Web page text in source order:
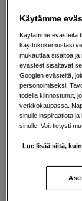
149
Käytämme
Käytämme evästeitä
käyttökokemustasi
mukauttaa sisältöä
evästeet sisältävät
Googlen evästeitä,
personoimiseksi.
todella kiinnostunut,
verkkokaupassa.
sinulle inspiraatiota
sinulle. Voit tietysti
Lue lisää siitä,